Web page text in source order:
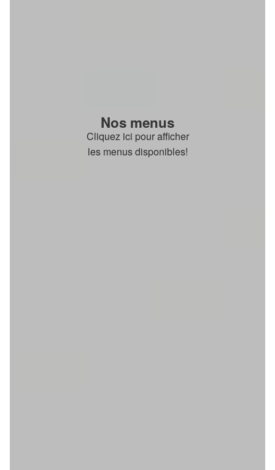
Nos menus
Cliquez ici pour afficher
les menus disponibles!